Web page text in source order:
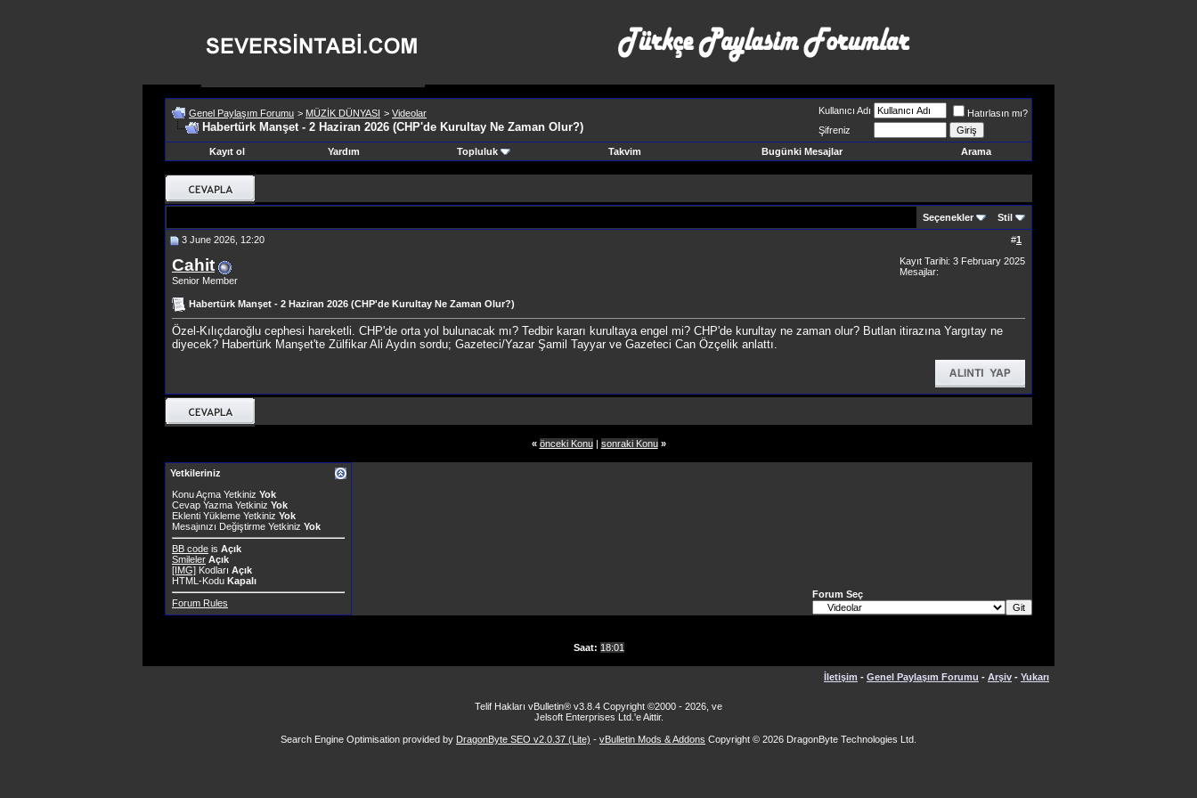
Genel Paylaşım Forumu > MÜZİK DÜNYASI > Videolar
Habertürk Manşet - 2 Haziran 2026 (CHP'de Kurultay Ne Zaman Olur?)
Kullanıcı Adı
Hatırlasın mı?
Şifreniz
Kayıt ol
Yardım Topluluk Takvim Bugünki Mesajlar Arama
Seçenekler Stil
#1
3 June 2026, 12:20
Cahit
Senior Member
Kayıt Tarihi: 3 February 2025
Mesajlar:
Habertürk Manşet - 2 Haziran 2026 (CHP'de Kurultay Ne Zaman Olur?)
Özel-Kılıçdaroğlu cephesi hareketli. CHP'de orta yol bulunacak mı? Tedbir kararı kurultaya engel mi? CHP'de kurultay ne zaman olur? Butlan itirazına Yargıtay ne
diyecek? Habertürk Manşet'te Zülfikar Ali Aydın sordu; Gazeteci/Yazar Şamil Tayyar ve Gazeteci Can Özçelik anlattı.
« önceki Konu| sonraki Konu »
Yetkileriniz
Konu Açma Yetkiniz Yok
Cevap Yazma Yetkiniz Yok
Eklenti Yükleme Yetkiniz Yok
Mesajınızı Değiştirme Yetkiniz Yok
BB code is Açık
Smileler Açık
[IMG] Kodları Açık
HTML-Kodu Kapalı
Forum Rules
Forum Seç
Saat: 18:01
İletişim - Genel Paylaşım Forumu - Arşiv - Yukarı
Telif Hakları vBulletin® v3.8.4 Copyright ©2000 - 2026, ve
Jelsoft Enterprises Ltd.'e Aittir.
Search Engine Optimisation provided by DragonByte SEO v2.0.37 (Lite) - vBulletin Mods & Addons Copyright © 2026 DragonByte Technologies Ltd.